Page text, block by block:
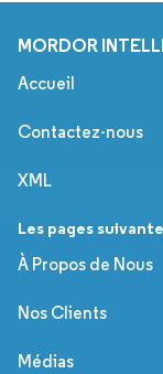
MORDOR
Accueil
Contactez-nous
XML
Les pages
À Propos de Nous
Nos Clients
Médias